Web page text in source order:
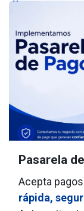
Pasarela
Acepta
rápida,